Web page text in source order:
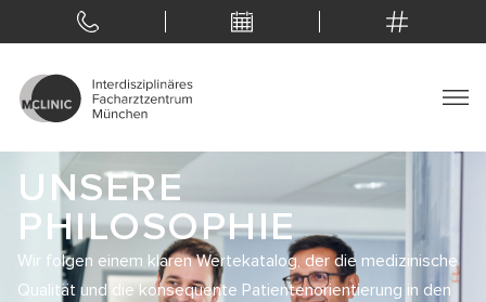
UNSERE
PHILOSOPHIE
Wir folgen einem klaren Wertekatalog, der die medizinische
Qualität und die konsequente Patientenorientierung in den